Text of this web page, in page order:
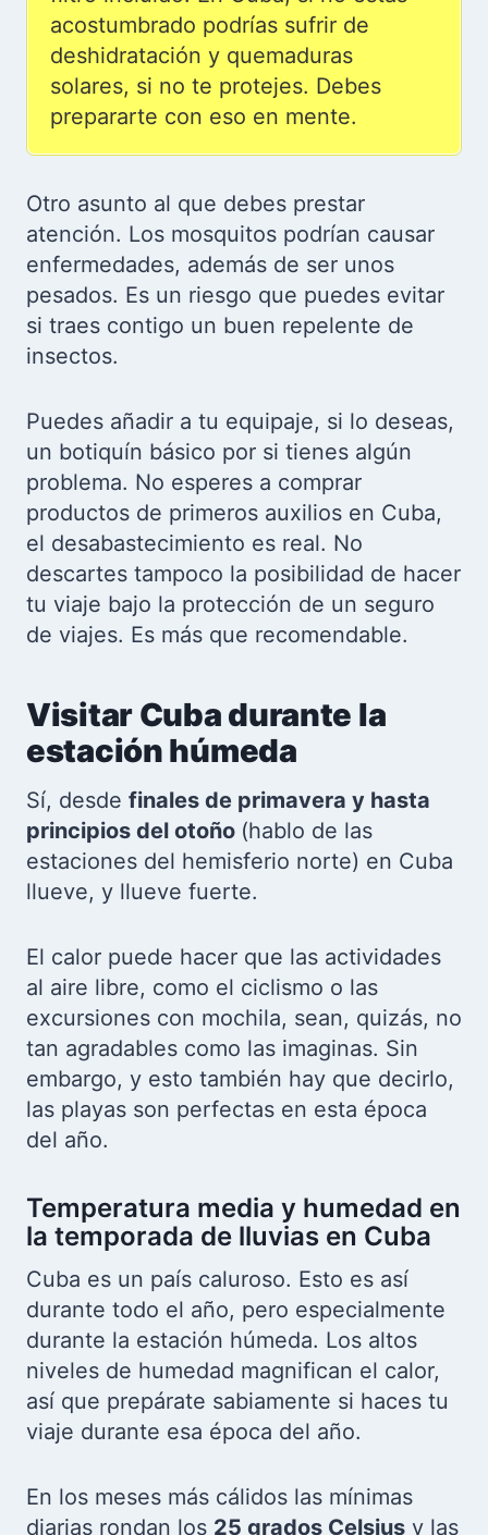
acostumbrado podrías sufrir de
deshidratación y quemaduras
solares, si no te protejes. Debes
prepararte con eso en mente.
Otro asunto al que debes prestar
atención. Los mosquitos podrían causar
enfermedades, además de ser unos
pesados. Es un riesgo que puedes evitar
si traes contigo un buen repelente de
insectos.
Puedes añadir a tu equipaje, si lo deseas,
un botiquín básico por si tienes algún
problema. No esperes a comprar
productos de primeros auxilios en Cuba,
el desabastecimiento es real. No
descartes tampoco la posibilidad de hacer
tu viaje bajo la protección de un seguro
de viajes. Es más que recomendable.
Visitar Cuba durante la
estación húmeda
Sí, desde finales de primavera y hasta
principios del otoño (hablo de las
estaciones del hemisferio norte) en Cuba
llueve, y llueve fuerte.
El calor puede hacer que las actividades
al aire libre, como el ciclismo o las
excursiones con mochila, sean, quizás, no
tan agradables como las imaginas. Sin
embargo, y esto también hay que decirlo,
las playas son perfectas en esta época
del año.
Temperatura media y humedad en
la temporada de lluvias en Cuba
Cuba es un país caluroso. Esto es así
durante todo el año, pero especialmente
durante la estación húmeda. Los altos
niveles de humedad magnifican el calor,
así que prepárate sabiamente si haces tu
viaje durante esa época del año.
En los meses más cálidos las mínimas
diarias rondan los 25 grados Celsius y las